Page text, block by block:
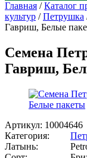
Главная /Каталог
культур /Петрушка
Гавриш, Белые
Семена
Гавриш,
Артикул: 10004646
Категория:
Латынь: